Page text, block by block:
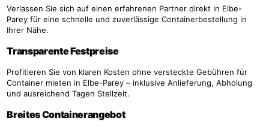
Verlassen Sie sich auf einen erfahrenen Partner direkt in Elbe-
Parey für eine schnelle und zuverlässige Containerbestellung in
Ihrer Nähe.
Transparente Festpreise
Profitieren Sie von klaren Kosten ohne versteckte Gebühren für
Container mieten in Elbe-Parey – inklusive Anlieferung, Abholung
und ausreichend Tagen Stellzeit.
Breites Containerangebot